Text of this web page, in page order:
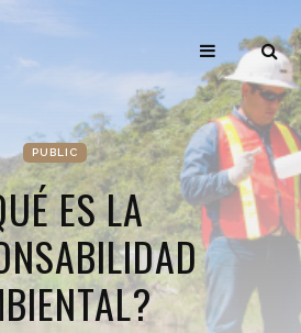
PUBLIC
ES LA